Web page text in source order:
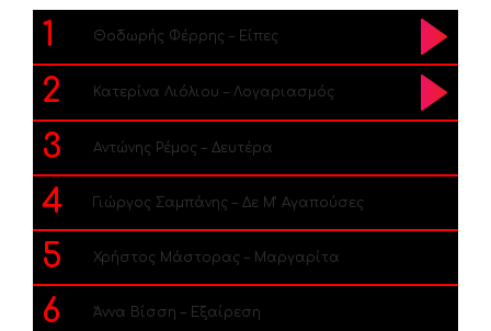
1 Θοδωρής Φέρρης – Είπες
2 Κατερίνα Λιόλιου – Λογαριασμός
3 Αντώνης Ρέμος – Δευτέρα
4 Γιώργος Σαμπάνης – Δε Μ’ Αγαπούσες
5 Χρήστος Μάστορας – Μαργαρίτα
6 Άννα Βίσση – Εξαίρεση